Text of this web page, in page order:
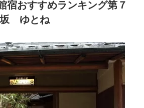
宿おすすめランキング第７
ゆとね